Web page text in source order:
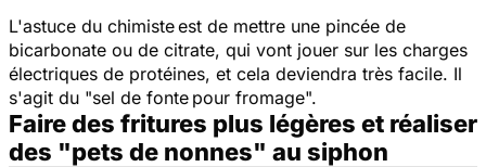
L'astuce du chimiste est de mettre une pincée de
bicarbonate ou de citrate, qui vont jouer sur les charges
électriques de protéines, et cela deviendra très facile. Il
s'agit du "sel de fonte pour fromage".
Faire des fritures plus légères et réaliser
des "pets de nonnes" au siphon